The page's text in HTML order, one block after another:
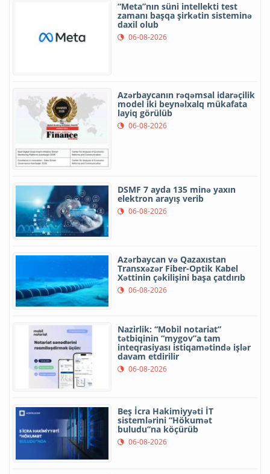
“Meta”nın süni intellekti test
zamanı başqa şirkətin sisteminə
daxil olub
06-08-2026
Azərbaycanın rəqəmsal idarəçilik
model iki beynəlxalq mükafata
layiq görülüb
06-08-2026
DSMF 7 ayda 135 minə yaxın
elektron arayış verib
06-08-2026
Azərbaycan və Qazaxıstan
Transxəzər Fiber-Optik Kabel
Xəttinin çəkilişini başa çatdırıb
06-08-2026
Nazirlik: “Mobil notariat”
tətbiqinin “mygov”a tam
inteqrasiyası istiqamətində işlər
davam etdirilir
06-08-2026
Beş İcra Hakimiyyəti İT
sistemlərini “Hökumət
buludu”na köçürüb
06-08-2026